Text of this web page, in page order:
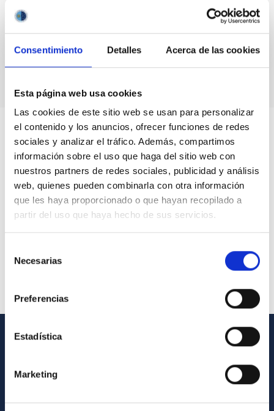
Consentimiento Detalles Acerca de las cookies
Esta página web usa cookies
Las cookies de este sitio web se usan para personalizar
el contenido y los anuncios, ofrecer funciones de redes
sociales y analizar el tráfico. Además, compartimos
información sobre el uso que haga del sitio web con
nuestros partners de redes sociales, publicidad y análisis
web, quienes pueden combinarla con otra información
que les haya proporcionado o que hayan recopilado a
partir del uso que haya hecho de sus servicios.
Necesarias
Preferencias
Estadística
Marketing
Contact